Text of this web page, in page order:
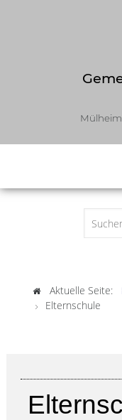
Aktuelle Seite:
Elternschule